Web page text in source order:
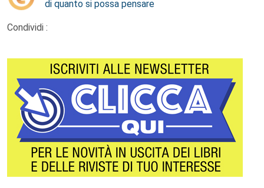
di quanto si possa pensare
Condividi :